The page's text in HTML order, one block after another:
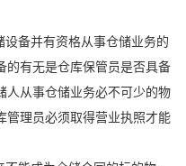
设备并有资格从事仓储业务的
的有无是仓库保管员是否具备
人从事仓储业务必不可少的物
管理员必须取得营业执照才能